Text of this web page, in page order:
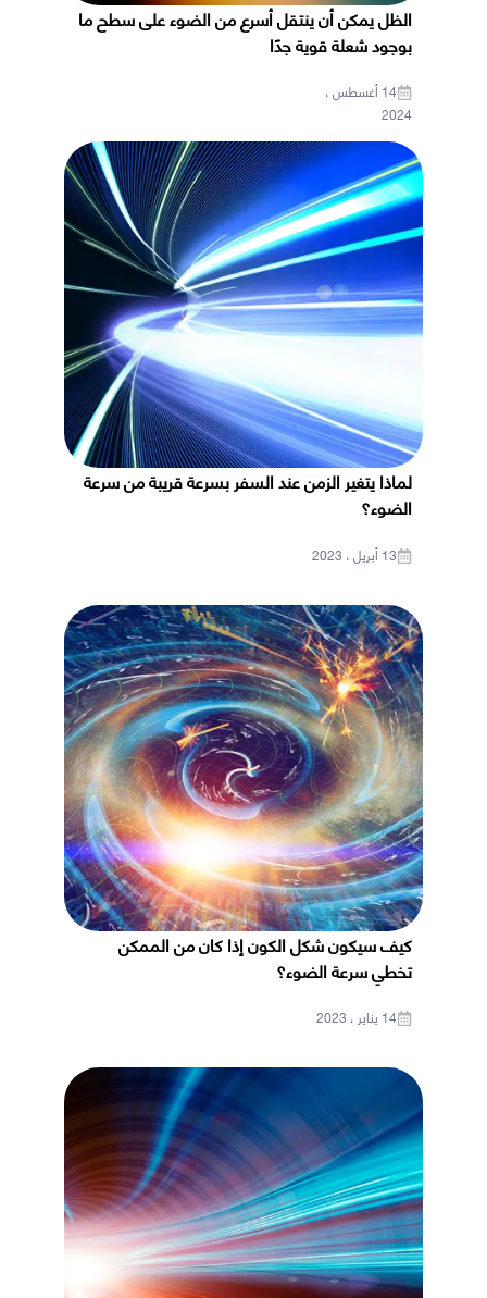
الظل يمكن أن ينتقل أسرع من الضوء على سطح ما
بوجود شعلة قوية جدًا
14 أغسطس ،
2024
لماذا يتغير الزمن عند السفر بسرعة قريبة من سرعة
الضوء؟
13 أبريل ، 2023
كيف سيكون شكل الكون إذا كان من الممكن
تخطي سرعة الضوء؟
14 يناير ، 2023